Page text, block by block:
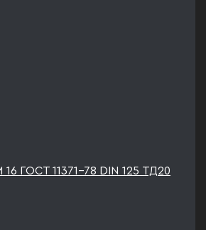
ГОСТ 11371-78 DIN 125 ТД20